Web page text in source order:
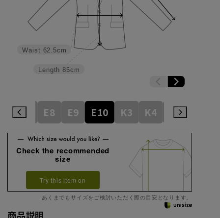
Length 85cm
Waist 62.5cm
E7 E8 E9 E10 K3 K4 K5
Check the recommended
size
Try this item on
あくまでもサイズをご検討いただく際の目安となります。
商品説明